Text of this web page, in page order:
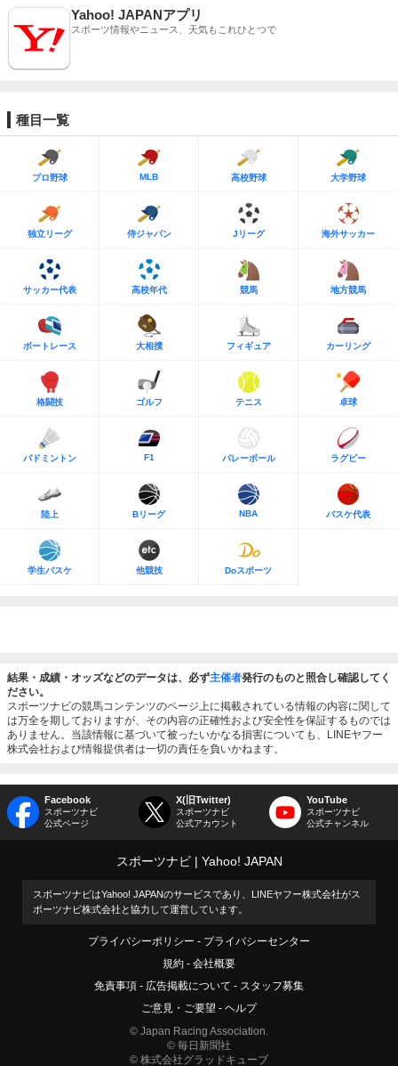
Yahoo! JAPANアプリ
スポーツ情報やニュース、天気もこれひとつで
種目一覧
プロ野球 MLB 高校野球 大学野球
独立リーグ 侍ジャパン Jリーグ 海外サッカー
サッカー代表 高校年代 競馬 地方競馬
ボートレース 大相撲 フィギュア カーリング
格闘技 ゴルフ テニス 卓球
バドミントン F1 バレーボール ラグビー
陸上 Bリーグ NBA バスケ代表
学生バスケ 他競技 Doスポーツ
結果・成績・オッズなどのデータは、必ず主催者発行のものと照合し確認してく
ださい。
スポーツナビの競馬コンテンツのページ上に掲載されている情報の内容に関して
は万全を期しておりますが、その内容の正確性および安全性を保証するものでは
ありません。当該情報に基づいて被ったいかなる損害についても、LINEヤフー
株式会社および情報提供者は一切の責任を負いかねます。
Facebook
スポーツナビ
公式ページ
X(旧Twitter)
スポーツナビ
公式アカウント
YouTube
スポーツナビ
公式チャンネル
スポーツナビ Yahoo! JAPAN
スポーツナビはYahoo! JAPANのサービスであり、LINEヤフー株式会社がス
ポーツナビ株式会社と協力して運営しています。
プライバシーポリシー
プライバシーセンター
規約
会社概要
免責事項
広告掲載について
スタッフ募集
ご意見・ご要望
ヘルプ
© Japan Racing Association.
© 毎日新聞社
© 株式会社グラッドキューブ